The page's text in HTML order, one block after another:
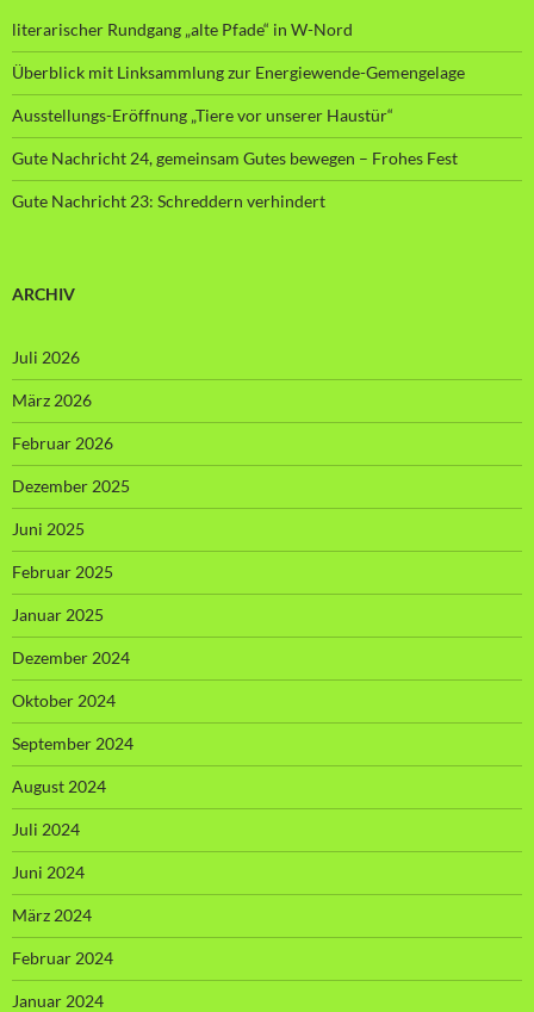
literarischer Rundgang „alte Pfade“ in W-Nord
Überblick mit Linksammlung zur Energiewende-Gemengelage
Ausstellungs-Eröffnung „Tiere vor unserer Haustür“
Gute Nachricht 24, gemeinsam Gutes bewegen – Frohes Fest
Gute Nachricht 23: Schreddern verhindert
ARCHIV
Juli 2026
März 2026
Februar 2026
Dezember 2025
Juni 2025
Februar 2025
Januar 2025
Dezember 2024
Oktober 2024
September 2024
August 2024
Juli 2024
Juni 2024
März 2024
Februar 2024
Januar 2024